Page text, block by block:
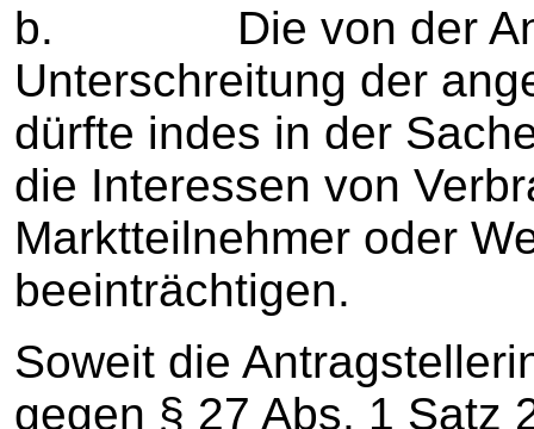
b. Die von der
Unterschreitung der
dürfte indes in der
die Interessen von
Marktteilnehmer oder
beeinträchtigen.
Soweit die
gegen § 27 Abs. 1 Satz